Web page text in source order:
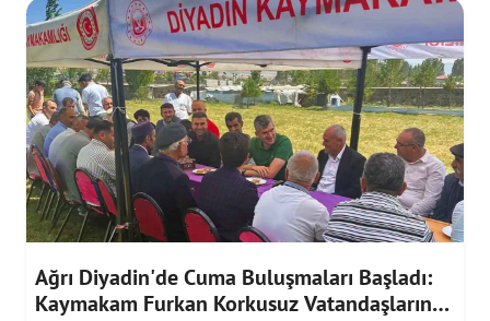
Ağrı Diyadin'de Cuma Buluşmaları Başladı:
Kaymakam Furkan Korkusuz Vatandaşların